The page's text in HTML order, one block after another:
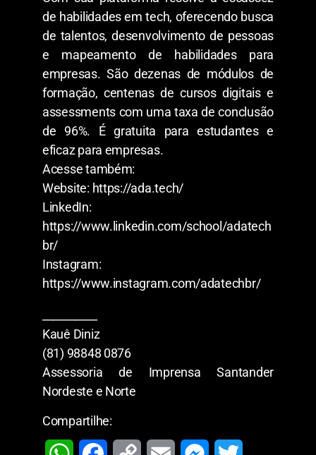
de habilidades em tech, oferecendo busca
de talentos, desenvolvimento de pessoas
e mapeamento de habilidades para
empresas. São dezenas de módulos de
formação, centenas de cursos digitais e
assessments com uma taxa de conclusão
de 96%. É gratuita para estudantes e
eficaz para empresas.
Acesse também:
Website: https://ada.tech/
LinkedIn:
https://www.linkedin.com/school/adatech
br/
Instagram:
https://www.instagram.com/adatechbr/
Kauê Diniz
(81) 98848 0876
Assessoria de Imprensa Santander
Nordeste e Norte
Compartilhe: